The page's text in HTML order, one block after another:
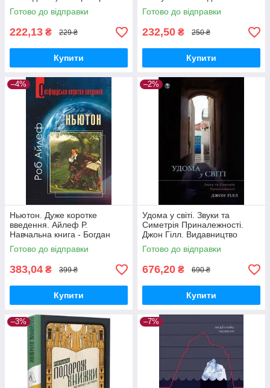
Готово до відправки
222,13 ₴ 229 ₴
Купити
Готово до відправки
232,50 ₴ 250 ₴
Купити
–4%
Ньютон. Дуже коротке
введення. Айлеф Р.
Навчальна книга - Богдан
Готово до відправки
383,04 ₴ 399 ₴
Купити
–2%
Удома у світі. Звуки та
Симетрія Приналежності.
Джон Гілл. Видавництво
Ростислава Бурлаки
Готово до відправки
676,20 ₴ 690 ₴
Купити
–3% –7%